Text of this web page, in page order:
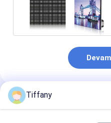
Önerilen Ürünler
Tiffany